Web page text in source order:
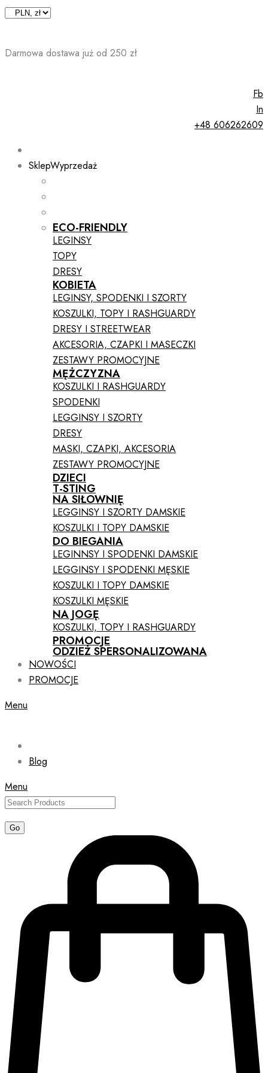
Skip
Darmowa dostawa już od 250 zł
Fb
In
+48 606262609
SklepWyprzedaż
ECO-FRIENDLY
LEGINSY
TOPY
DRESY
KOBIETA
LEGINSY, SPODENKI I SZORTY
KOSZULKI, TOPY I RASHGUARDY
DRESY I STREETWEAR
AKCESORIA, CZAPKI I MASECZKI
ZESTAWY PROMOCYJNE
MĘŻCZYZNA
KOSZULKI I RASHGUARDY
SPODENKI
LEGGINSY I SZORTY
DRESY
MASKI, CZAPKI, AKCESORIA
ZESTAWY PROMOCYJNE
DZIECI
T-STING
NA SIŁOWNIĘ
LEGGINSY I SZORTY DAMSKIE
KOSZULKI I TOPY DAMSKIE
DO BIEGANIA
LEGINNSY I SPODENKI DAMSKIE
LEGGINSY I SPODENKI MĘSKIE
KOSZULKI I TOPY DAMSKIE
KOSZULKI MĘSKIE
NA JOGĘ
KOSZULKI, TOPY I RASHGUARDY
PROMOCJE
ODZIEŻ SPERSONALIZOWANA
NOWOŚCI
PROMOCJE
Menu
Blog
Menu